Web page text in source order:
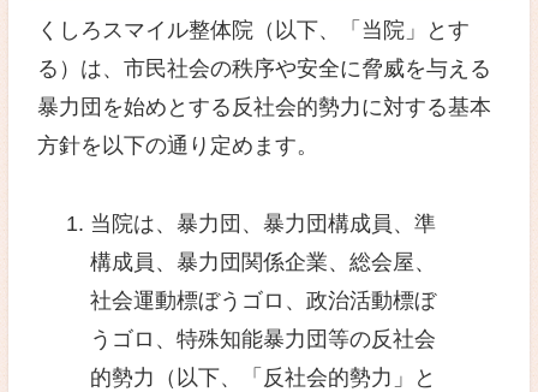
3. 個人情報の相談について
当院は、個人情報に関する個人
のお求めを、当院ホームページ
せ」にて承ります。
4. 組織・体制